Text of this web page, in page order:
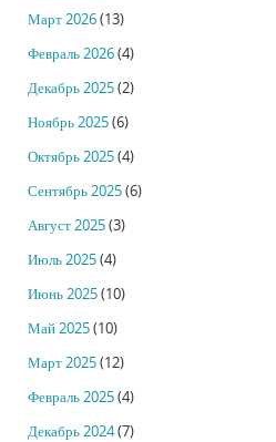
Март 2026(13)
Февраль 2026(4)
Декабрь 2025(2)
Ноябрь 2025(6)
Октябрь 2025(4)
Сентябрь 2025(6)
Август 2025(3)
Июль 2025(4)
Июнь 2025(10)
Май 2025(10)
Март 2025(12)
Февраль 2025(4)
Декабрь 2024(7)